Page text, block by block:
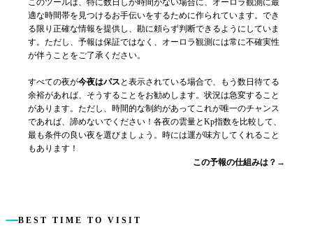
このツールは、特に数日しか時間がない場合に、オーロラ観測に最
適な時間帯を見つけるお手伝いをするために作られています。でき
る限り正確な情報を提供し、勘に頼らず判断できるようにしていま
す。ただし、予報は保証ではなく、オーロラ観測には常に不確実性
が伴うことをご了承ください。
すべての夜が今夜はパス と表示されている場合で、もう数日待てる
余裕があれば、そうすることをお勧めします。状況は急変すること
があります。ただし、時間的な制約があってこれが唯一のチャンス
であれば、諦めないでください！各夜の雲量とKp指数を比較して、
最も条件の良い夜を選びましょう。時には運が味方してくれること
もあります！
この予報の仕組みは？→
BEST TIME TO VISIT